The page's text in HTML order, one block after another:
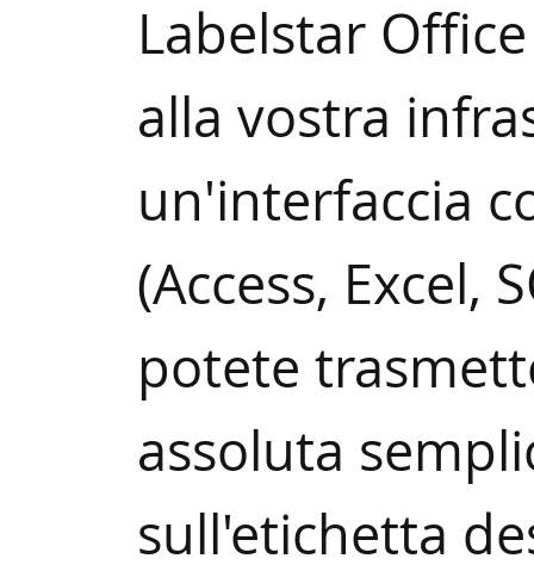
Labelstar
alla vostra
un'interfaccia
(Access, Excel,
potete
assoluta
sull'etichetta